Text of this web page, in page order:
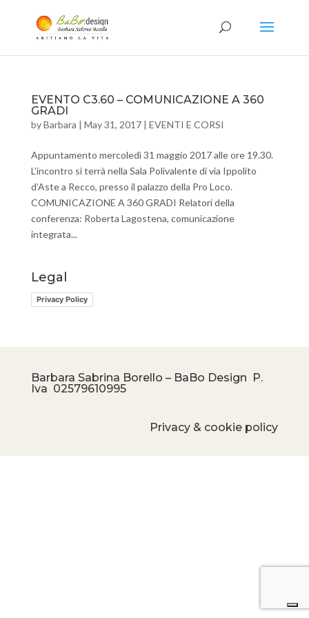
EVENTO C3.60 – COMUNICAZIONE A 360
GRADI
byBarbara | May 31, 2017| EVENTI E CORSI
Appuntamento mercoledì 31 maggio 2017 alle ore 19.30.
L’incontro si terrà nella Sala Polivalente di via Ippolito
d’Aste a Recco, presso il palazzo della Pro Loco.
COMUNICAZIONE A 360 GRADI Relatori della
conferenza: Roberta Lagostena, comunicazione
integrata...
Legal
Privacy Policy
Barbara Sabrina Borello – BaBo Design P.
Iva 02579610995
Privacy & cookie policy